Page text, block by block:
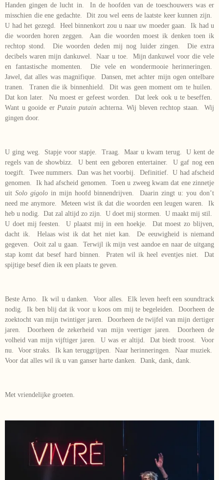
Handen gingen de lucht in. In de hoofden van de toeschouwers was er
misschien die ene gedachte. Dit zou wel eens de laatste keer kunnen zijn.
U had het gezegd. Heel binnenkort zou u naar uw moeder gaan. Ik had u
die woorden horen zeggen. Aan die woorden moest ik denken toen ik
rechtop stond. Die woorden deden mij nog luider zingen. Die extra
decibels waren mijn dankuwel. Naar u toe. Mijn dankuwel voor die vele
en fantastische momenten. Die vele en wondermooie herinneringen.
Jawel, dat alles was magnifique. Dansen, met achter mijn ogen ontelbare
tranen. Tranen die ik binnenhield. Dit was geen moment om te huilen.
Dat kon later. Nu moest er gefeest worden. Dat leek ook u te beseffen.
Want u gooide er Putain putainachterna. Wij bleven rechtop staan. Wij
gingen door.
U ging weg. Stapje voor stapje. Traag. Maar u kwam terug. U kent de
regels van de showbizz. U bent een geboren entertainer. U gaf nog een
toegift. Twee nummers. Dan was het voorbij. Definitief. U had afscheid
genomen. Ik had afscheid genomen. Toen u zweeg kwam dat ene zinnetje
uit Solo gigolo in mijn hoofd binnendrijven. Daarin zingt u: you don’t
need me anymore. Meteen wist ik dat die woorden een leugen waren. Ik
heb u nodig. Dat zal altijd zo zijn. U doet mij stormen. U maakt mij stil.
U doet mij feesten. U plaatst mij in een hoekje. Dat moest zo blijven,
dacht ik. Helaas wist ik dat het niet kan. De eeuwigheid is niemand
gegeven. Ooit zal u gaan. Terwijl ik mijn vest aandoe en naar de uitgang
stap komt dat besef hard binnen. Praten wil ik heel eventjes niet. Dat
spijtige besef dien ik een plaats te geven.
Beste Arno. Ik wil u danken. Voor alles. Elk leven heeft een soundtrack
nodig. Ik ben blij dat ik voor u koos om mij te begeleiden. Doorheen de
zoektocht van mijn twintiger jaren. Doorheen de twijfel van mijn dertiger
jaren. Doorheen de zekerheid van mijn veertiger jaren. Doorheen de
volheid van mijn vijftiger jaren. U was er altijd. Dat biedt troost. Voor
nu. Voor straks. Ik kan teruggrijpen. Naar herinneringen. Naar muziek.
Voor dat alles wil ik u van ganser harte danken. Dank, dank, dank.
Met vriendelijke groeten.